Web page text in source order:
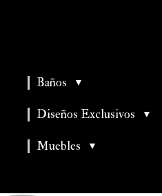
Baños ▼
Diseños Exclusivos ▼
Muebles ▼